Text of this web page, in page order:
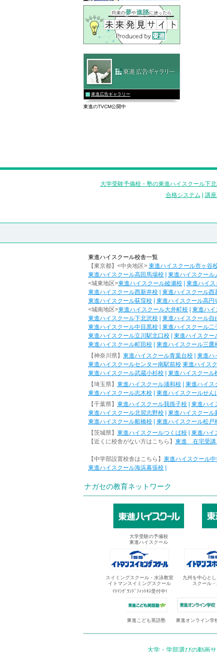
東進広告ギャラリー
東進のTVCM公開中
大学受験予備校・塾の東進ハイスクール下
合格システム
講
東進ハイスクール校舎一覧
【東京都】<中央地区> 東進ハイスクール市ヶ谷
東進ハイスクール高田馬場校
東進ハイスクール
<城東地区>東進ハイスクール綾瀬校
東進ハイ
東進ハイスクール西新井校
東進ハイスクール西
東進ハイスクール荻窪校
東進ハイスクール高円
<城南地区>東進ハイスクール大井町校
東進ハイ
東進ハイスクール下北沢校
東進ハイスクール自
東進ハイスクール中目黒校
東進ハイスクール二
東進ハイスクール立川駅北口校
東進ハイスクー
東進ハイスクール町田校
東進ハイスクール三鷹
【神奈川県】 東進ハイスクール青葉台校
東進ハ
東進ハイスクールセンター南駅前校 東進ハイス
東進ハイスクール武蔵小杉校
東進ハイスクール
【埼玉県】 東進ハイスクール浦和校
東進ハイス
東進ハイスクール志木校
東進ハイスクールせん
【千葉県】 東進ハイスクール我孫子校
東進ハイ
東進ハイスクール北習志野校
東進ハイスクール
東進ハイスクール船橋校
東進ハイスクール松戸
【茨城県】 東進ハイスクールつくば校
東進ハイ
【近くに校舎がない方はこちら】 東進 在宅受講
【中学部設置校舎はこちら】 東進ハイスクール
東進ハイスクール海浜幕張校
ナガセの教育ネットワーク
大学受験の予備校
東進ハイスクール
スイミングスクール・水泳教室
イトマンスイミングスクール
ｲﾄﾏﾝｸﾞﾗﾝﾄﾞﾌｨｯﾄﾈｽ受付中!
九州を中心と
スクール
東進こども英語塾 東進オンライン学
大学・学部選びの動画